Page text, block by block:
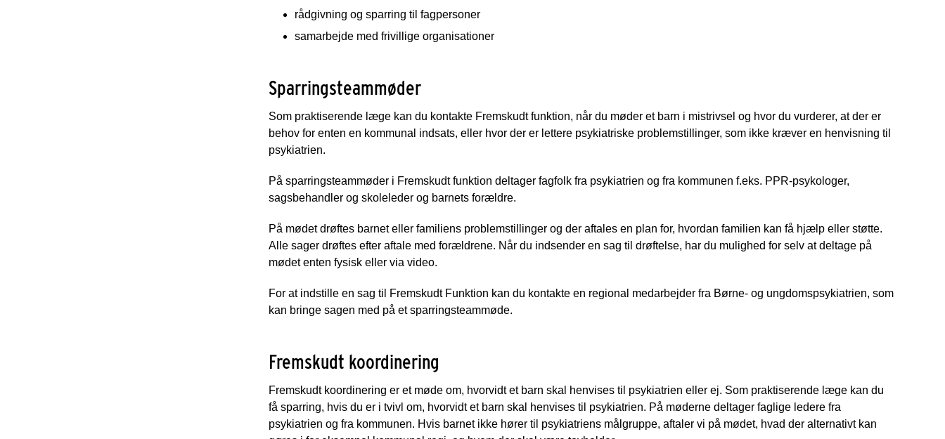
rådgivning og sparring til fagpersoner
samarbejde med frivillige organisationer
Sparringsteammøder
Som praktiserende læge kan du kontakte Fremskudt funktion, når du møder et barn i mistrivsel og hvor du vurderer, at der er
behov for enten en kommunal indsats, eller hvor der er lettere psykiatriske problemstillinger, som ikke kræver en henvisning til
psykiatrien.
På sparringsteammøder i Fremskudt funktion deltager fagfolk fra psykiatrien og fra kommunen f.eks. PPR-psykologer,
sagsbehandler og skoleleder og barnets forældre.
På mødet drøftes barnet eller familiens problemstillinger og der aftales en plan for, hvordan familien kan få hjælp eller støtte.
Alle sager drøftes efter aftale med forældrene. Når du indsender en sag til drøftelse, har du mulighed for selv at deltage på
mødet enten fysisk eller via video.
For at indstille en sag til Fremskudt Funktion kan du kontakte en regional medarbejder fra Børne- og ungdomspsykiatrien, som
kan bringe sagen med på et sparringsteammøde.
Fremskudt koordinering
Fremskudt koordinering er et møde om, hvorvidt et barn skal henvises til psykiatrien eller ej. Som praktiserende læge kan du
få sparring, hvis du er i tvivl om, hvorvidt et barn skal henvises til psykiatrien. På møderne deltager faglige ledere fra
psykiatrien og fra kommunen. Hvis barnet ikke hører til psykiatriens målgruppe, aftaler vi på mødet, hvad der alternativt kan